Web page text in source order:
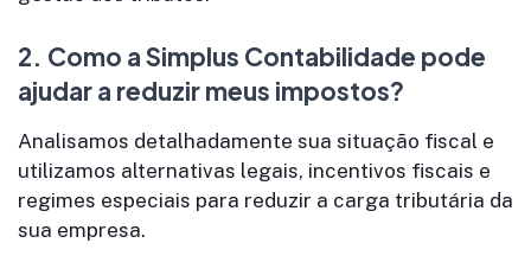
2. Como a Simplus Contabilidade pode
ajudar a reduzir meus impostos?
Analisamos detalhadamente sua situação fiscal e
utilizamos alternativas legais, incentivos fiscais e
regimes especiais para reduzir a carga tributária da
sua empresa.